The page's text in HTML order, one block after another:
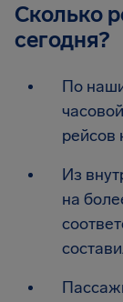
Сколько
сегодня?
По
рейсов
Из
на